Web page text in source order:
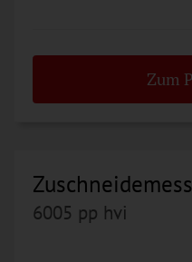
Zum
6005 pp hvi